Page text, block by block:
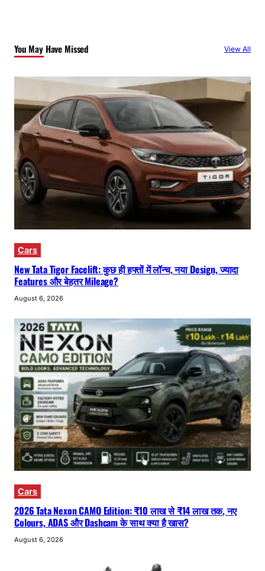
You May Have Missed View All
Cars
New Tata Tigor Facelift: कुछ ही हफ्तों में लॉन्च, नया Design, ज्यादा
Features और बेहतर Mileage?
August 6, 2026
Cars
2026 Tata Nexon CAMO Edition: ₹10 लाख से ₹14 लाख तक, नए
Colours, ADAS और Dashcam के साथ क्या है खास?
August 6, 2026